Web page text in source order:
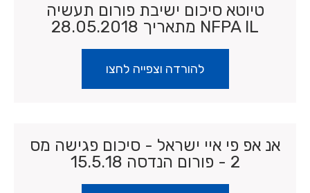
טיוטא סיכום ישיבת פורום תעשיה
NFPA IL מתאריך 28.05.2018
להורדה וצפייה לחצו
אנ אפ פי איי ישראל - סיכום פגישה מס
2 - פורום הנדסה 15.5.18